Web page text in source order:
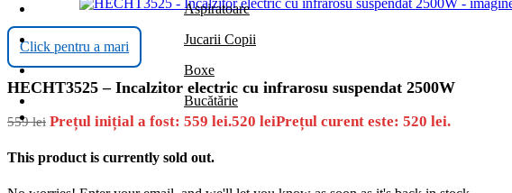
Aspiratoare
Jucarii Copii
Boxe
Bucătărie
Click pentru a mari
HECHT3525 – Incalzitor electric cu infrarosu suspendat 2500W
559lei Prețul inițial a fost: 559 lei.520 leiPrețul curent este: 520 lei.
This product is currently sold out.